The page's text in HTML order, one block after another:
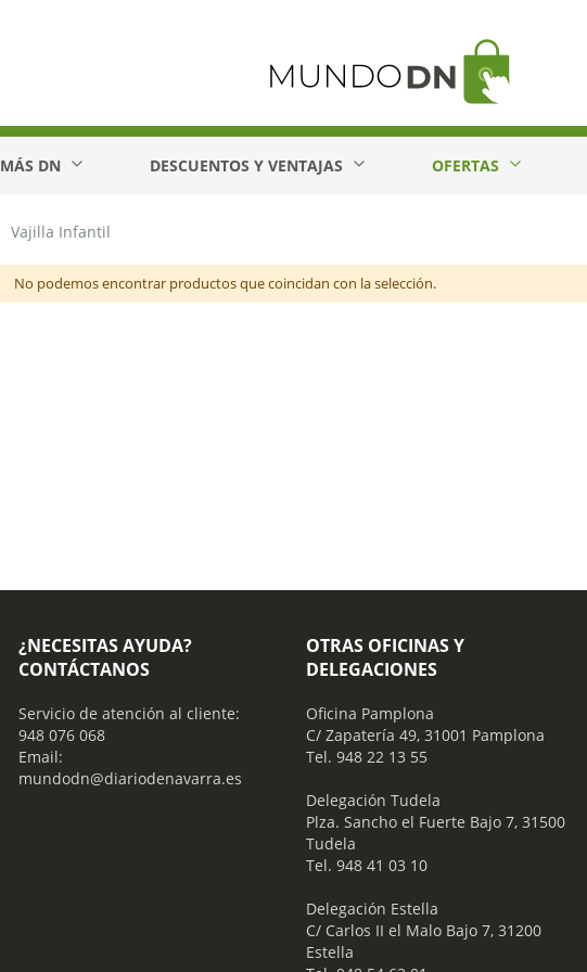
MÁS DN DESCUENTOS Y VENTAJAS OFERTAS
Vajilla Infantil
No podemos encontrar productos que coincidan con la selección.
¿NECESITAS AYUDA?
CONTÁCTANOS
Servicio de atención al cliente:
948 076 068
Email:
mundodn@diariodenavarra.es
OTRAS OFICINAS Y
DELEGACIONES
Oficina Pamplona
C/ Zapatería 49, 31001 Pamplona
Tel. 948 22 13 55
​ Delegación Tudela
Plza. Sancho el Fuerte Bajo 7, 31500
Tudela
Tel. 948 41 03 10
​ Delegación Estella
C/ Carlos II el Malo Bajo 7, 31200
Estella